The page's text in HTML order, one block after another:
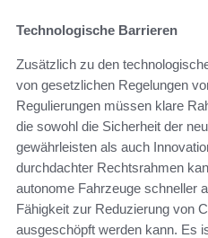
Technologische Barrieren
Zusätzlich zu den
von gesetzlichen Regelungen
Regulierungen müssen klare
die sowohl die Sicherheit der
gewährleisten als auch
durchdachter Rechtsrahmen
autonome Fahrzeuge schneller
Fähigkeit zur Reduzierung von
ausgeschöpft werden kann. Es